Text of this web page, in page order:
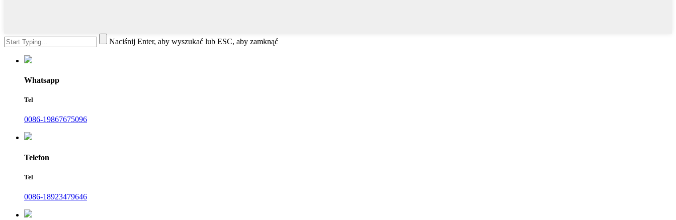
Naciśnij Enter, aby wyszukać lub ESC, aby zamknąć
Whatsapp
Tel
0086-19867675096
Telefon
Tel
0086-18923479646